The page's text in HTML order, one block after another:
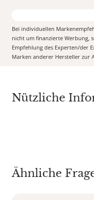
Bei individuellen
nicht um finanzierte Werbung,
Empfehlung des Experten/der
Marken anderer Hersteller zur
Nützliche
Ähnliche